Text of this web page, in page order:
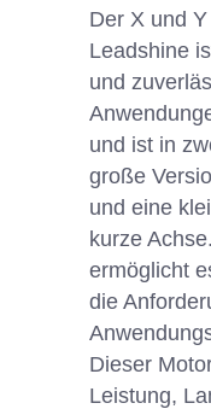
Der X und
Leadshine
und
und ist in
große
und eine
kurze
ermöglicht
die
Dieser
Leistung,